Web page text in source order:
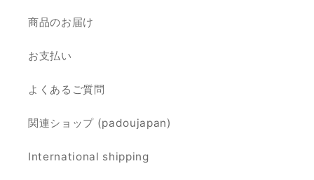
商品のお届け
お支払い
よくあるご質問
関連ショップ (padoujapan)
International shipping